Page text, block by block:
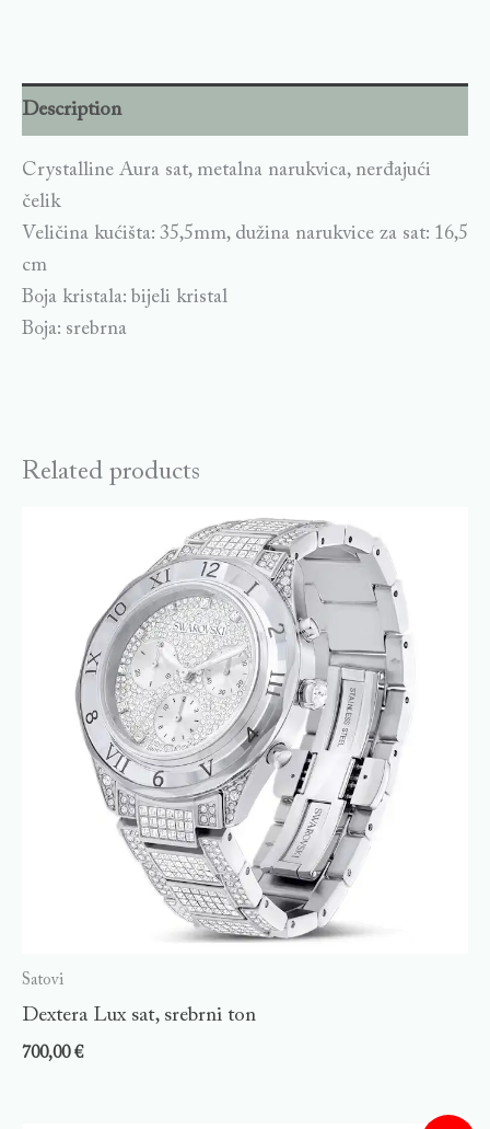
Description
Crystalline Aura sat, metalna narukvica, nerđajući
čelik
Veličina kućišta: 35,5mm, dužina narukvice za sat: 16,5
cm
Boja kristala: bijeli kristal
Boja: srebrna
Related products
Satovi
Dextera Lux sat, srebrni ton
700,00€